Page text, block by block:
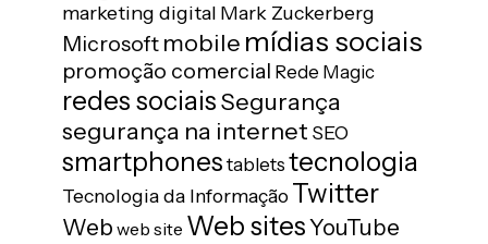
marketing digital Mark Zuckerberg
Microsoft mobile mídias sociais
promoção comercial Rede Magic
redes sociaisSegurança
segurança na internet SEO
smartphones tablets tecnologia
Tecnologia da Informação Twitter
Web web site Web sitesYouTube